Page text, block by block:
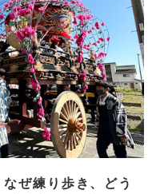
ぜ練り歩き、どう